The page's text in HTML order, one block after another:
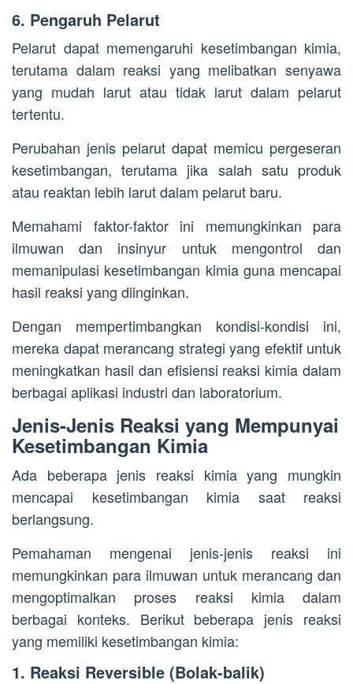
6. Pengaruh Pelarut
Pelarut dapat memengaruhi kesetimbangan kimia,
terutama dalam reaksi yang melibatkan senyawa
yang mudah larut atau tidak larut dalam pelarut
tertentu.
Perubahan jenis pelarut dapat memicu pergeseran
kesetimbangan, terutama jika salah satu produk
atau reaktan lebih larut dalam pelarut baru.
Memahami faktor-faktor ini memungkinkan para
ilmuwan dan insinyur untuk mengontrol dan
memanipulasi kesetimbangan kimia guna mencapai
hasil reaksi yang diinginkan.
Dengan mempertimbangkan kondisi-kondisi ini,
mereka dapat merancang strategi yang efektif untuk
meningkatkan hasil dan efisiensi reaksi kimia dalam
berbagai aplikasi industri dan laboratorium.
Jenis-Jenis Reaksi yang Mempunyai
Kesetimbangan Kimia
Ada beberapa jenis reaksi kimia yang mungkin
mencapai kesetimbangan kimia saat reaksi
berlangsung.
Pemahaman mengenai jenis-jenis reaksi ini
memungkinkan para ilmuwan untuk merancang dan
mengoptimalkan proses reaksi kimia dalam
berbagai konteks. Berikut beberapa jenis reaksi
yang memiliki kesetimbangan kimia:
1. Reaksi Reversible (Bolak-balik)